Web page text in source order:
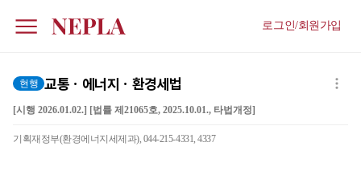
로그인/회원가입
현행 교통ㆍ에너지ㆍ환경세법
[시행 2026.01.02.] [법률 제21065호, 2025.10.01., 타법개정]
기획재정부(환경에너지세제과), 044-215-4331, 4337